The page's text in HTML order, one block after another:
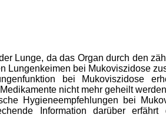
Lunge, da das Organ durch den
Lungenkeimen bei Mukoviszidose
bei Mukoviszidose
nicht mehr geheilt
Hygieneempfehlungen bei
Information darüber